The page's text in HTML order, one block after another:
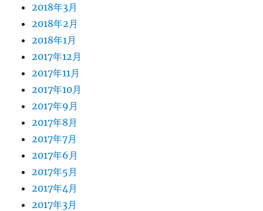
2018年3月
2018年2月
2018年1月
2017年12月
2017年11月
2017年10月
2017年9月
2017年8月
2017年7月
2017年6月
2017年5月
2017年4月
2017年3月